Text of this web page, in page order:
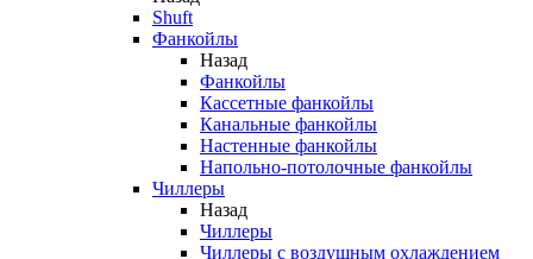
Shuft
Фанкойлы
Назад
Фанкойлы
Кассетные фанкойлы
Канальные фанкойлы
Настенные фанкойлы
Напольно-потолочные фанкойлы
Чиллеры
Назад
Чиллеры
Чиллеры с воздушным охлаждением